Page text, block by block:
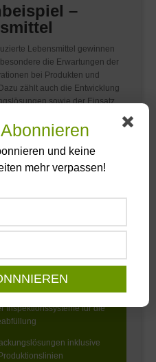
–
Lebensmittel gewinnen
die Erwartungen der
bei Produkten und
zählt auch die Entwicklung
sowie der Einsatz
mit reduziertem Zucker- und
oder Ballaststoffen
ohne künstliche Zusatzstoffe,
Sauerteigverfahren für
Inspektionssysteme für die
inklusive
und keine
mehr verpassen!